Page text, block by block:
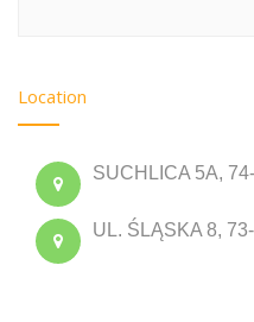
Location
SUCHLICA 5A,
UL. ŚLĄSKA 8,